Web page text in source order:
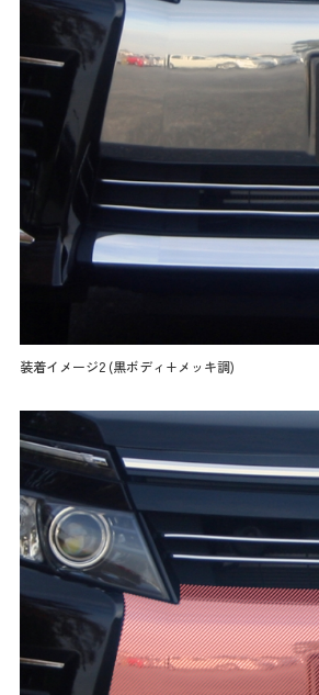
装着イメージ2 (黒ボディ+メッキ調)